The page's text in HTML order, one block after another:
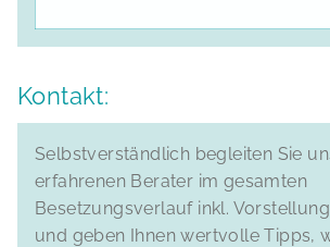
Kontakt:
Selbstverständlich begleiten Sie
erfahrenen Berater im gesamten
Besetzungsverlauf inkl.
und geben Ihnen wertvolle Tipps,